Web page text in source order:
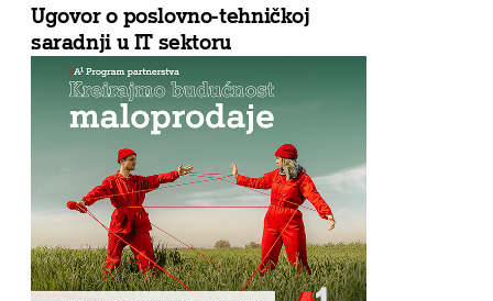
Ugovor o poslovno-tehničkoj
saradnji u IT sektoru